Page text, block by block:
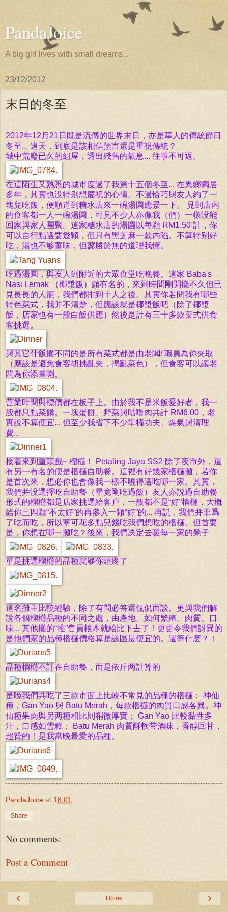
PandaJoice
A big girl lives with small dreams...
23/12/2012
末日的冬至
2012年12月21日既是流傳的世界末日，亦是華人的傳統節日
冬至... 這天，到底是該相信預言還是重視傳統？
城中荒廢已久的組屋，透出殘舊的氣息... 往事不可返。
在這陌生又熟悉的城市度過了我第十五個冬至... 在異鄉獨居
多年，其實也没特别想慶祝的心情。不過恰巧與友人約了一
塊兒吃飯，便順道到糖水店來一碗湯圓應景一下。 見到店内
的食客都一人一碗湯圓，可見不少人亦像我（們）一樣没能
回家與家人團聚。這家糖水店的湯圓以每顆 RM1.50 計，你
可以自行點選要幾顆，但只有黑芝麻一款内陷。不算特别好
吃，湯也不够薑味，但寥勝於無的道理我懂。
吃過湯圓，與友人到附近的大眾食堂吃晚餐。這家 Baba's
Nasi Lemak （椰漿飯）頗有名的，來到時間剛開攤不久但已
見長長的人籠，我們都排到十人之後。其實你若問我有哪些
特色菜式，我并不清楚，但應該就是椰漿飯吧（除了椰漿
飯，店家也有一般白飯供應）然後是計有三十多款菜式供食
客挑選。
與其它什飯攤不同的是所有菜式都是由老闆/ 職員為你夹取
（應該是避免食客胡挑亂夹，搗亂菜色），但食客可以讓老
闆為你添量喇。
营業時間與標價都在板子上。由於我不是米飯愛好者，我一
般都只點菜餚。一塊蛋餅、野菜與咕噜肉共計 RM6.00，老
實說不算便宜... 但至少我省下不少準犕功夫、煤氣與清理
費...
接着來到重頭戲~ 榴櫣！ Petaling Jaya SS2 除了夜市外，還
有另一有名的便是榴櫣自助餐。這裡有好幾家榴櫣攤，若你
是首次來，想必你也會像我一樣不曉得選吃哪一家。其實，
我們并没選擇吃自助餐（畢竟剛吃過飯）友人亦説過自助餐
形式的榴櫣都是店家挑選給客户，一般都不是“好”榴櫣，大概
給你三四顆“不太好”的再參入一顆“好”的... 再説，我們并非爲
了吃而吃，所以寜可花多點兒錢吃我們想吃的榴櫣。但首要
是，你想在哪一攤吃？後來，我們决定去暖每一家的凳子
單是挑選榴櫣的品種就够你頭疼了
這名攤主比較經驗，除了有問必答還侃侃而談。更與我們解
說各個榴櫣品種的不同之處，由產地、如何繁殖、肉質、口
味... 其他攤的“推”售員根本就給比下去了！更更令我們訝異的
是他們家的品種榴櫣價格算是該區最便宜的。還等什麽？！
品種榴櫣不計在自助餐，而是依斤两計算的
是晚我們共吃了三款市面上比較不常見的品種的榴櫣： 神仙
種，Gan Yao 與 Batu Merah，每款榴櫣的肉質口感各異。神
仙種果肉與另两種相比則稍微厚實 ； Gan Yao 比較黏性多
汁，口感如雪糕； Batu Merah 肉質酥軟带酒味，香醇回甘，
超贊的！是我當晚最愛的品種。
PandaJoice at 18:01
Share
No comments:
Post a Comment
‹ ›
Home